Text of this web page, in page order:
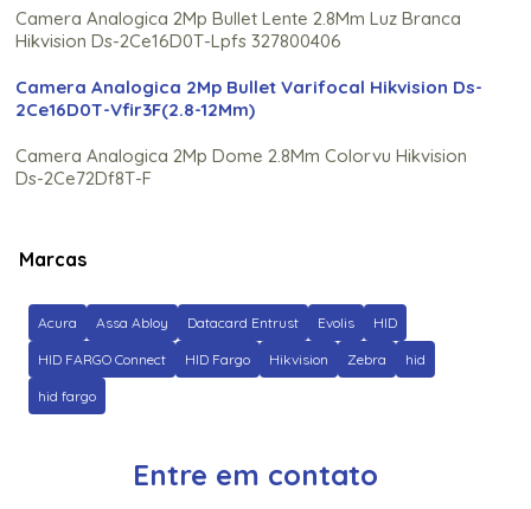
Camera Analogica 2Mp Bullet Lente 2.8Mm Luz Branca
Hikvision Ds-2Ce16D0T-Lpfs 327800406
Camera Analogica 2Mp Bullet Varifocal Hikvision Ds-
2Ce16D0T-Vfir3F(2.8-12Mm)
Camera Analogica 2Mp Dome 2.8Mm Colorvu Hikvision
Ds-2Ce72Df8T-F
2Ce70Df0T-Pf (2.8Mm) 300614736
Itpf(2.8Mm)
Camera Analogica 3K Colorvu Hikvision Ds-2Ce10Kf0T-
Pfs(2.8Mm))
Marcas
Acura Assa Abloy Datacard Entrust Evolis HID
HID FARGO Connect HID Fargo Hikvision Zebra hid
hid fargo
Entre em contato